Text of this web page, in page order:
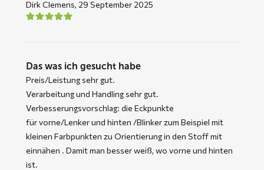
Dirk Clemens, 29 September 2025
Das was ich gesucht habe
Preis/Leistung sehr gut.
Verarbeitung und Handling sehr gut.
Verbesserungsvorschlag: die Eckpunkte
für vorne/Lenker und hinten /Blinker zum Beispiel mit
kleinen Farbpunkten zu Orientierung in den Stoff mit
einnähen . Damit man besser weiß, wo vorne und hinten
ist.